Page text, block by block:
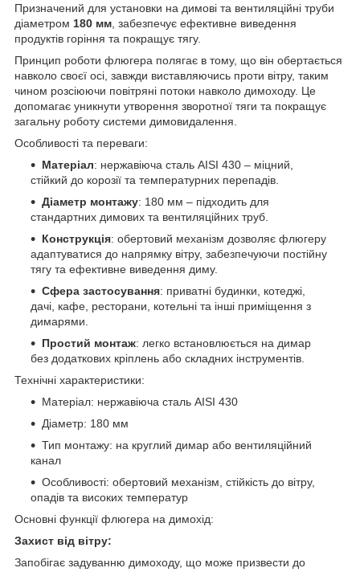
Призначений для установки на димові та вентиляційні труби
діаметром 180 мм , забезпечує ефективне виведення
продуктів горіння та покращує тягу.
Принцип роботи флюгера полягає в тому, що він обертається
навколо своєї осі, завжди виставляючись проти вітру, таким
чином розсіюючи повітряні потоки навколо димоходу. Це
допомагає уникнути утворення зворотної тяги та покращує
загальну роботу системи димовидалення.
Особливості та переваги:
Матеріал: нержавіюча сталь AISI 430 – міцний,
стійкий до корозії та температурних перепадів.
Діаметр монтажу: 180 мм – підходить для
стандартних димових та вентиляційних труб.
Конструкція: обертовий механізм дозволяє флюгеру
адаптуватися до напрямку вітру, забезпечуючи постійну
тягу та ефективне виведення диму.
Сфера застосування: приватні будинки, котеджі,
дачі, кафе, ресторани, котельні та інші приміщення з
димарями.
Простий монтаж: легко встановлюється на димар
без додаткових кріплень або складних інструментів.
Технічні характеристики:
Матеріал: нержавіюча сталь AISI 430
Діаметр: 180 мм
Тип монтажу: на круглий димар або вентиляційний
канал
Особливості: обертовий механізм, стійкість до вітру,
опадів та високих температур
Основні функції флюгера на димохід:
Захист від вітру:
Запобігає задуванню димоходу, що може призвести до